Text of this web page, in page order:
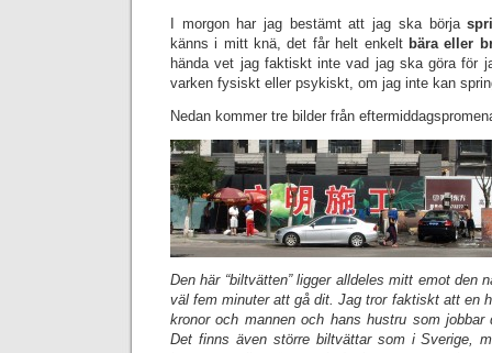
I morgon har jag bestämt att jag ska börja
känns i mitt knä, det får helt enkelt bära eller
hända vet jag faktiskt inte vad jag ska göra för
varken fysiskt eller psykiskt, om jag inte kan
Nedan kommer tre bilder från
Den här “biltvätten” ligger alldeles mitt emot den
väl fem minuter att gå dit. Jag tror faktiskt att en
kronor och mannen och hans hustru som jobbar
Det finns även större biltvättar som i Sverige,